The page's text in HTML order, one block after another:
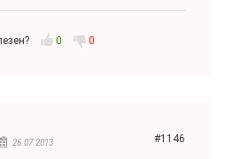
0 0
#1146
26.07.2013